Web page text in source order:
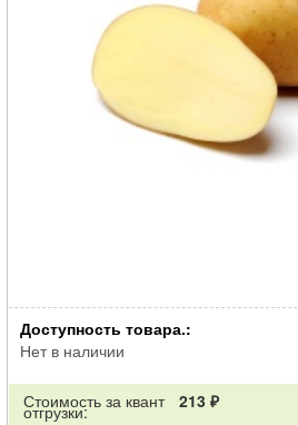
Картофель семенной Фрителла 30-
Доступность товара.:
Нет в наличии
Стоимость за квант
отгрузки:
213 ₽